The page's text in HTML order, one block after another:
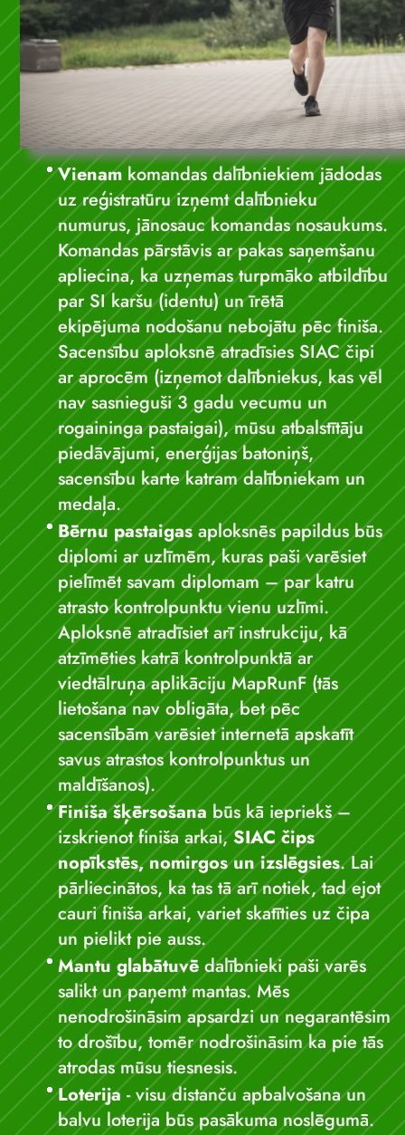
Vienam komandas dalībniekiem jādodas
uz reģistratūru izņemt dalībnieku
numurus, jānosauc komandas nosaukums.
Komandas pārstāvis ar pakas saņemšanu
apliecina, ka uzņemas turpmāko atbildību
par SI karšu (identu) un īrētā
ekipējuma nodošanu nebojātu pēc finiša.
Sacensību aploksnē atradīsies SIAC čipi
ar aprocēm (izņemot dalībniekus, kas vēl
nav sasnieguši 3 gadu vecumu un
rogaininga pastaigai), mūsu atbalstītāju
piedāvājumi, enerģijas batoniņš,
sacensību karte katram dalībniekam un
medaļa.
Bērnu pastaigasaploksnēs papildus būs
diplomi ar uzlīmēm, kuras paši varēsiet
pielīmēt savam diplomam – par katru
atrasto kontrolpunktu vienu uzlīmi.
Aploksnē atradīsiet arī instrukciju, kā
atzīmēties katrā kontrolpunktā ar
viedtālruņa aplikāciju MapRunF (tās
lietošana nav obligāta, bet pēc
sacensībām varēsiet internetā apskatīt
savus atrastos kontrolpunktus un
maldīšanos).
Finiša šķērsošana būs kā iepriekš –
izskrienot finiša arkai,SIAC čips
nopīkstēs, nomirgos un izslēgsies. Lai
pārliecinātos, ka tas tā arī notiek, tad ejot
cauri finiša arkai, variet skatīties uz čipa
un pielikt pie auss.
Mantu glabātuvē dalībnieki paši varēs
salikt un paņemt mantas. Mēs
nenodrošināsim apsardzi un negarantēsim
to drošību, tomēr nodrošināsim ka pie tās
atrodas mūsu tiesnesis.
Loterija- visu distanču apbalvošana un
balvu loterija būs pasākuma noslēgumā.